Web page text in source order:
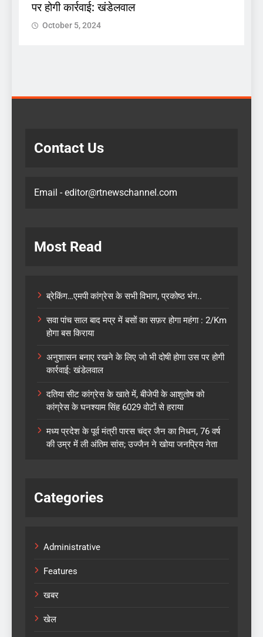
पर होगी कार्रवाई: खंडेलवाल
October 5, 2024
Contact Us
Email - editor@rtnewschannel.com
Most Read
ब्रेकिंग…एमपी कांग्रेस के सभी विभाग, प्रकोष्ठ भंग..
सवा पांच साल बाद मप्र में बसों का सफ़र होगा महंगा : 2/Km
होगा बस किराया
अनुशासन बनाए रखने के लिए जो भी दोषी होगा उस पर होगी
कार्रवाई: खंडेलवाल
दतिया सीट कांग्रेस के खाते में, बीजेपी के आशुतोष को
कांग्रेस के घनश्याम सिंह 6029 वोटों से हराया
मध्य प्रदेश के पूर्व मंत्री पारस चंद्र जैन का निधन, 76 वर्ष
की उम्र में ली अंतिम सांस; उज्जैन ने खोया जनप्रिय नेता
Categories
Administrative
Features
खबर
खेल